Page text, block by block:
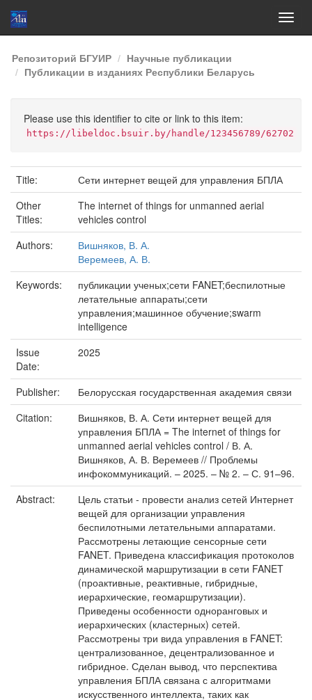
Skip
navigation
Репозиторий БГУИР
Научные публикации
Публикации в изданиях Республики Беларусь
Please use this identifier to cite or link to this item:
https://libeldoc.bsuir.by/handle/123456789/62702
Title:
Сети интернет вещей для управления БПЛА
Other
Titles:
The internet of things for unmanned aerial
vehicles control
Authors:
Вишняков, В. А.
Веремеев, А. В.
Keywords:
публикации ученых;сети FANET;беспилотные
летательные аппараты;сети
управления;машинное обучение;swarm
intelligence
Issue
Date:
2025
Publisher:
Белорусская государственная академия связи
Citation:
Вишняков, В. А. Сети интернет вещей для
управления БПЛА = The internet of things for
unmanned aerial vehicles control / В. А.
Вишняков, А. В. Веремеев // Проблемы
инфокоммуникаций. – 2025. – № 2. – С. 91–96.
Abstract:
Цель статьи - провести анализ сетей Интернет
вещей для организации управления
беспилотными летательными аппаратами.
Рассмотрены летающие сенсорные сети
FANET. Приведена классификация протоколов
динамической маршрутизации в сети FANET
(проактивные, реактивные, гибридные,
иерархические, геомаршрутизации).
Приведены особенности одноранговых и
иерархических (кластерных) сетей.
Рассмотрены три вида управления в FANET:
централизованное, децентрализованное и
гибридное. Сделан вывод, что перспектива
управления БПЛА связана с алгоритмами
искусственного интеллекта, таких как